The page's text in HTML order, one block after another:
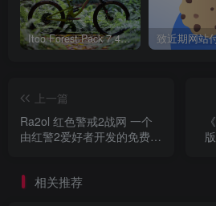
但规律是人根据既往经验所总结
Itoo Forest Pack 7.4.20 森林插件 For 3DSMAX 2014 ~ 2023 汉化永久版
上一篇
Ra2ol 红色警戒2战网 一个
由红警2爱好者开发的免费对
相关推荐